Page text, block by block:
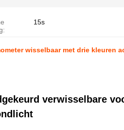
15s
wisselbaar met drie kleuren
verwisselbare